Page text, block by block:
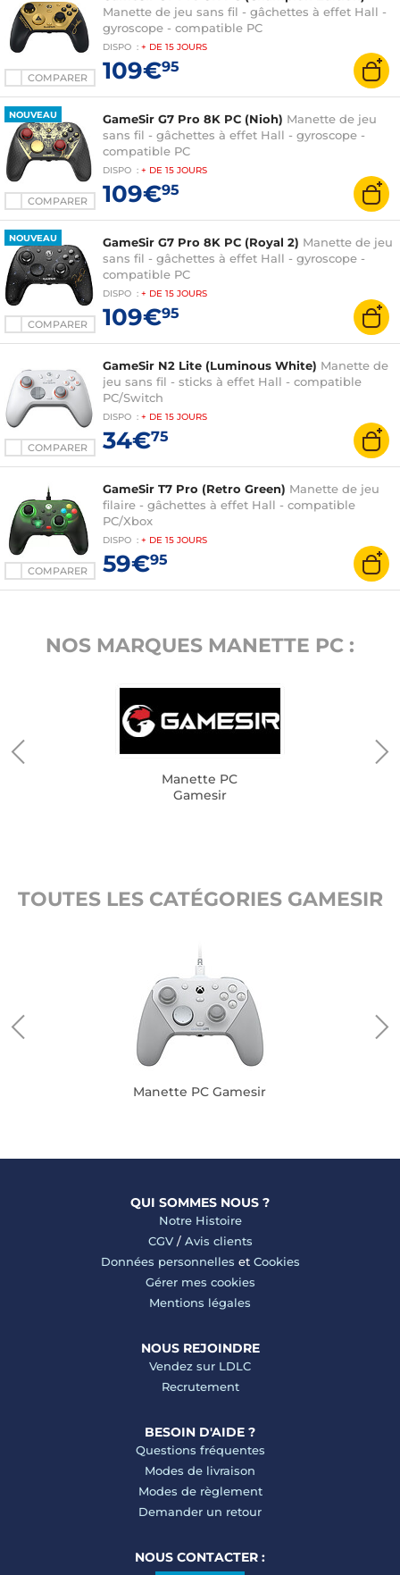
COMPARER
Manette de jeu sans fil - gâchettes à effet Hall -
gyroscope - compatible PC
DISPO : + DE 15 JOURS
109€95
NOUVEAU
COMPARER
GameSir G7 Pro 8K PC (Nioh) Manette de jeu
sans fil - gâchettes à effet Hall - gyroscope -
compatible PC
DISPO : + DE 15 JOURS
109€95
NOUVEAU
COMPARER
GameSir G7 Pro 8K PC (Royal 2) Manette de jeu
sans fil - gâchettes à effet Hall - gyroscope -
compatible PC
DISPO : + DE 15 JOURS
109€95
COMPARER
GameSir N2 Lite (Luminous White) Manette de
jeu sans fil - sticks à effet Hall - compatible
PC/Switch
DISPO : + DE 15 JOURS
34€75
COMPARER
GameSir T7 Pro (Retro Green) Manette de jeu
filaire - gâchettes à effet Hall - compatible
PC/Xbox
DISPO : + DE 15 JOURS
59€95
NOS MARQUES MANETTE PC :
Manette PC
Gamesir
TOUTES LES CATÉGORIES GAMESIR
Manette PC Gamesir
QUI SOMMES NOUS ?
Notre Histoire
CGV/ Avis clients
Données personnelles et Cookies
Gérer mes cookies
Mentions légales
NOUS REJOINDRE
Vendez sur LDLC
Recrutement
BESOIN D'AIDE ?
Questions fréquentes
Modes de livraison
Modes de règlement
Demander un retour
NOUS CONTACTER :